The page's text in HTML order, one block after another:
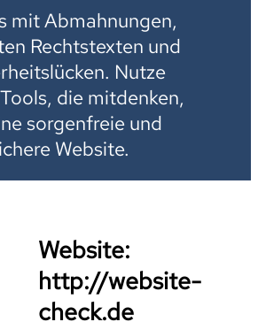
mit Abmahnungen,
Rechtstexten und
Nutze
die mitdenken,
sorgenfreie und
Website.
Website:
http://website-
check.de